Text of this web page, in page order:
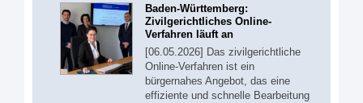
Baden-Württemberg:
Zivilgerichtliches Online-
Verfahren läuft an
[06.05.2026] Das zivilgerichtliche
Online-Verfahren ist ein
bürgernahes Angebot, das eine
effiziente und schnelle Bearbeitung